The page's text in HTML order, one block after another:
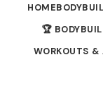
HOME
🏆
WORKOUTS &